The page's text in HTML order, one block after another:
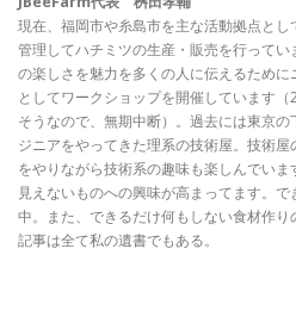
現在、福岡市や糸島市を主な活動拠点と
管理してハチミツの生産・販売を行って
の楽しさを魅力を多くの人に伝えるため
としてワークショップを開催しています
そうなので、無期中断）。過去には東京
ジニアをやってきた理系の技術屋。技術
をやりながら技術系の趣味も楽しんでいま
見えないものへの興味が高まってます。
中。また、できるだけ何もしない食材作
記事は全て私の遺書でもある。